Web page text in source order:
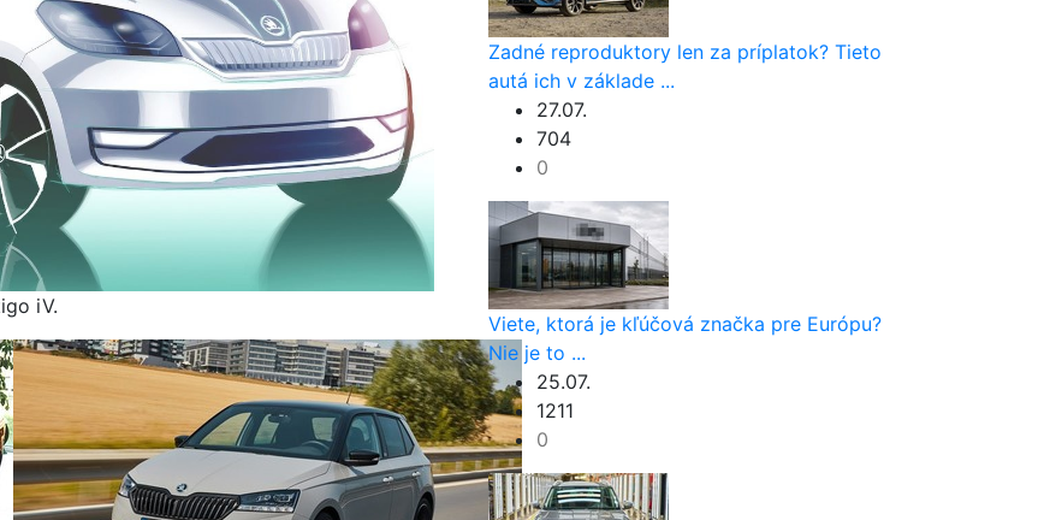
iV.
Zadné reproduktory len za príplatok? Tieto
autá ich v základe ...
27.07.
704
0
Viete, ktorá je kľúčová značka pre Európu?
Nie je to ...
25.07.
1211
0